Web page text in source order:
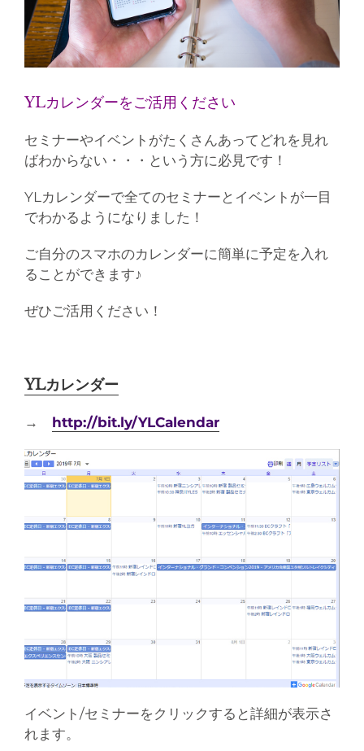
YLカレンダーをご活用ください
セミナーやイベントがたくさんあってどれを見れ
ばわからない・・・という方に必見です！
YLカレンダーで全てのセミナーとイベントが一目
でわかるようになりました！
ご自分のスマホのカレンダーに簡単に予定を入れ
ることができます♪
ぜひご活用ください！
YLカレンダー
→ http://bit.ly/YLCalendar
イベント/セミナーをクリックすると詳細が表示さ
れます。